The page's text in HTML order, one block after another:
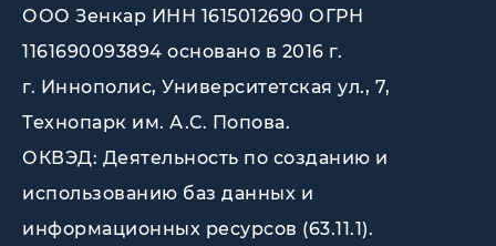
ООО Зенкар ИНН 1615012690 ОГРН
1161690093894 основано в 2016 г.
г. Иннополис, Университетская ул., 7,
Технопарк им. А.С. Попова.
ОКВЭД: Деятельность по созданию и
использованию баз данных и
информационных ресурсов (63.11.1).